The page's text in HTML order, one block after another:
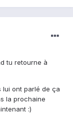
tu retourne à
lui ont parlé de ça
la prochaine
:)